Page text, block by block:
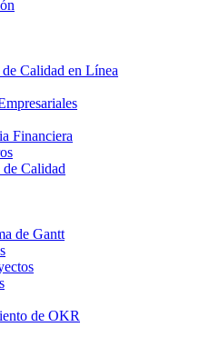
Calidad en Línea
Financiera
Calidad
de Gantt
de OKR